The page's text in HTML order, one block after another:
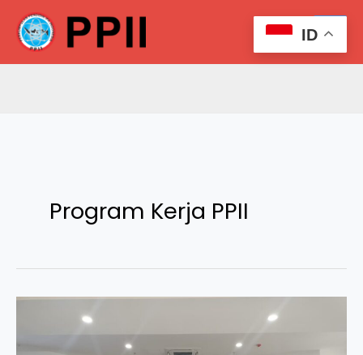
content
Search
Program Kerja PPII
ID